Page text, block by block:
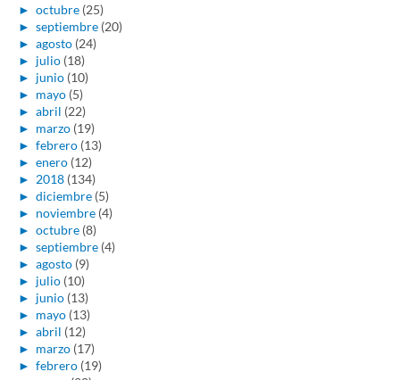
► octubre (25)
► septiembre (20)
► agosto (24)
► julio (18)
► junio (10)
► mayo (5)
► abril (22)
► marzo (19)
► febrero (13)
► enero (12)
► 2018 (134)
► diciembre (5)
► noviembre (4)
► octubre (8)
► septiembre (4)
► agosto (9)
► julio (10)
► junio (13)
► mayo (13)
► abril (12)
► marzo (17)
► febrero (19)